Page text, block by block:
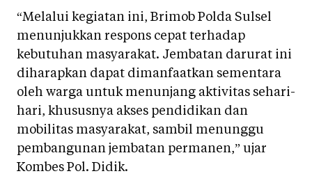
“Melalui kegiatan ini, Brimob Polda Sulsel
menunjukkan respons cepat terhadap
kebutuhan masyarakat. Jembatan darurat ini
diharapkan dapat dimanfaatkan sementara
oleh warga untuk menunjang aktivitas sehari-
hari, khususnya akses pendidikan dan
mobilitas masyarakat, sambil menunggu
pembangunan jembatan permanen,” ujar
Kombes Pol. Didik.